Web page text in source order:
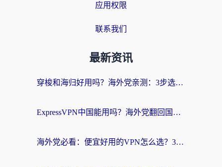
应用权限
联系我们
最新资讯
穿梭和海归好用吗？海外党亲测：3步选对回国加速器，无缝刷国内剧玩手游
ExpressVPN中国能用吗？海外党翻回国内的加速器选择指南（附番茄加速器实测）
海外党必看：便宜好用的VPN怎么选？3步解决回国访问难题+Steam改区技巧